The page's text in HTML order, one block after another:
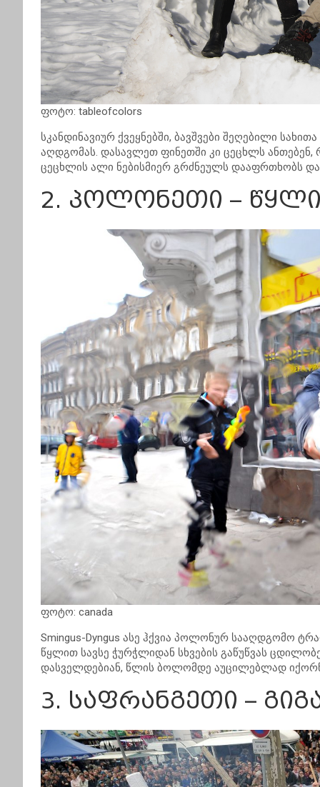
ფოტო: tableofcolors
სკანდინავიურ ქვეყნებში, ბავშვები შეღებილი
აღდგომას. დასავლეთ ფინეთში კი ცეცხლს ანთებენ,
ცეცხლის ალი ნებისმიერ გრძნეულს დააფრთხობს
2. პოლონეთი –
ფოტო: canada
Smingus-Dyngus ასე ჰქვია პოლონურ სააღდგომო
წყლით სავსე ჭურჭლიდან სხვების გაწუწვას
დასველდებიან, წლის ბოლომდე აუცილებლად
3. საფრანგეთი –